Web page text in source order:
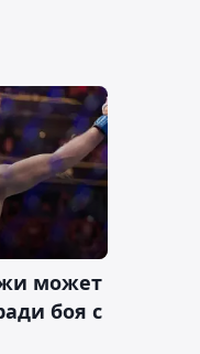
может
боя с